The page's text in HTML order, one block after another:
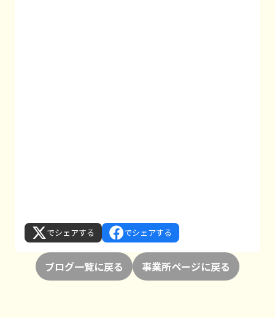
でシェアする でシェアする
ブログ一覧に戻る 事業所ページに戻る